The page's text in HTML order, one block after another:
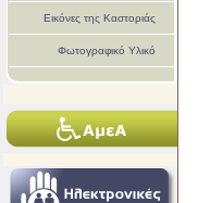
Εικόνες της Καστοριάς
Φωτογραφικό Υλικό